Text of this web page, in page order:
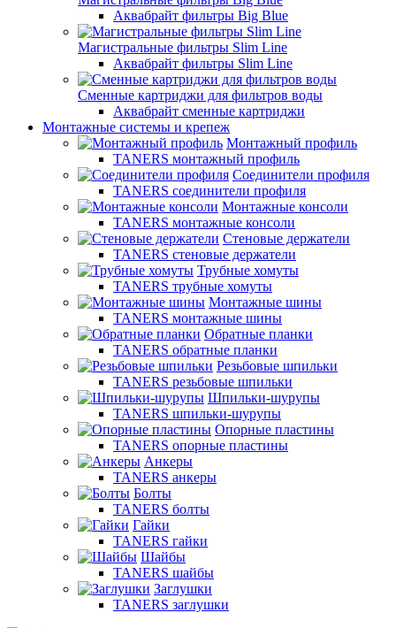
Аквабрайт фильтры Big Blue
Магистральные фильтры Slim Line
Аквабрайт фильтры Slim Line
Сменные картриджи для фильтров воды
Аквабрайт сменные картриджи
Монтажные системы и крепеж
Монтажный профиль
TANERS монтажный профиль
Соединители профиля
TANERS соединители профиля
Монтажные консоли
TANERS монтажные консоли
Стеновые держатели
TANERS стеновые держатели
Трубные хомуты
TANERS трубные хомуты
Монтажные шины
TANERS монтажные шины
Обратные планки
TANERS обратные планки
Резьбовые шпильки
TANERS резьбовые шпильки
Шпильки-шурупы
TANERS шпильки-шурупы
Опорные пластины
TANERS опорные пластины
Анкеры
TANERS анкеры
Болты
TANERS болты
Гайки
TANERS гайки
Шайбы
TANERS шайбы
Заглушки
TANERS заглушки